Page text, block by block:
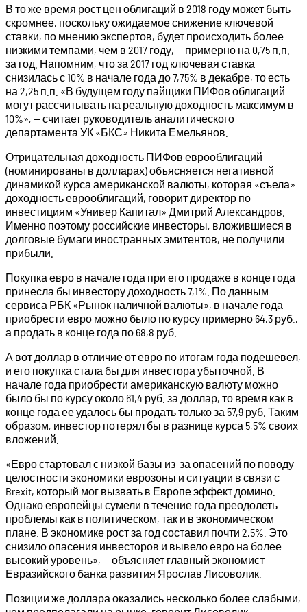
В то же время рост цен облигаций в 2018 году может быть
скромнее, поскольку ожидаемое снижение ключевой
ставки, по мнению экспертов, будет происходить более
низкими темпами, чем в 2017 году, — примерно на 0,75 п.п.
за год. Напомним, что за 2017 год ключевая ставка
снизилась с 10% в начале года до 7,75% в декабре, то есть
на 2,25 п.п. «В будущем году пайщики ПИФов облигаций
могут рассчитывать на реальную доходность максимум в
10%», — считает руководитель аналитического
департамента УК «БКС» Никита Емельянов.
Отрицательная доходность ПИФов еврооблигаций
(номинированы в долларах) объясняется негативной
динамикой курса американской валюты, которая «съела»
доходность еврооблигаций, говорит директор по
инвестициям «Универ Капитал» Дмитрий Александров.
Именно поэтому российские инвесторы, вложившиеся в
долговые бумаги иностранных эмитентов, не получили
прибыли.
Покупка евро в начале года при его продаже в конце года
принесла бы инвестору доходность 7,1%. По данным
сервиса РБК «Рынок наличной валюты», в начале года
приобрести евро можно было по курсу примерно 64,3 руб.,
а продать в конце года по 68,8 руб.
А вот доллар в отличие от евро по итогам года подешевел,
и его покупка стала бы для инвестора убыточной. В
начале года приобрести американскую валюту можно
было бы по курсу около 61,4 руб. за доллар, то время как в
конце года ее удалось бы продать только за 57,9 руб. Таким
образом, инвестор потерял бы в разнице курса 5,5% своих
вложений.
«Евро стартовал с низкой базы из-за опасений по поводу
целостности экономики еврозоны и ситуации в связи с
Brexit, который мог вызвать в Европе эффект домино.
Однако европейцы сумели в течение года преодолеть
проблемы как в политическом, так и в экономическом
плане. В экономике рост за год составил почти 2,5%. Это
снизило опасения инвесторов и вывело евро на более
высокий уровень», — объясняет главный экономист
Евразийского банка развития Ярослав Лисоволик.
Позиции же доллара оказались несколько более слабыми,